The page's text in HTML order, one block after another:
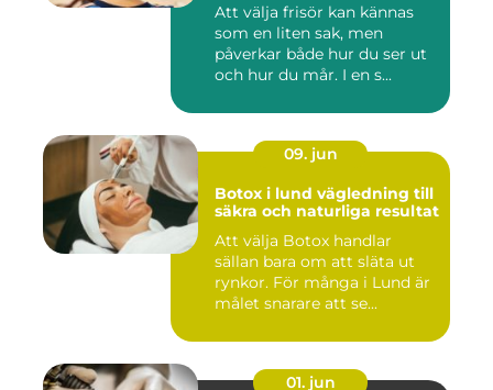
Att välja frisör kan kännas
som en liten sak, men
påverkar både hur du ser ut
och hur du mår. I en s...
09. jun
Botox i lund vägledning till
säkra och naturliga resultat
Att välja Botox handlar
sällan bara om att släta ut
rynkor. För många i Lund är
målet snarare att se...
01. jun